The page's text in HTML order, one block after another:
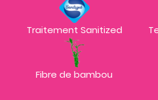
Traitement Sanitized
Fibre de bambou